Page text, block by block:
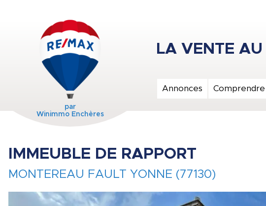
par
Winimmo Enchères
Annonces
IMMEUBLE DE RAPPORT
MONTEREAU FAULT YONNE (77130)